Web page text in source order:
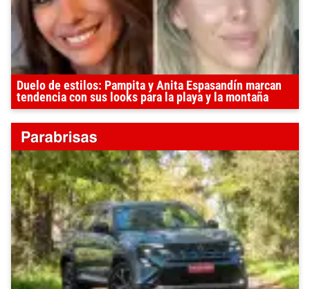
Duelo de estilos: Pampita y Anita Espasandín marcan
tendencia con sus looks para la playa y la montaña